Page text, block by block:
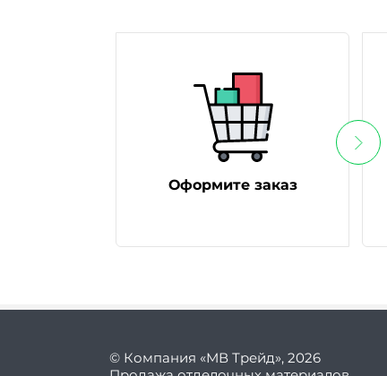
Оформите заказ
© Компания «МВ Трейд», 2026